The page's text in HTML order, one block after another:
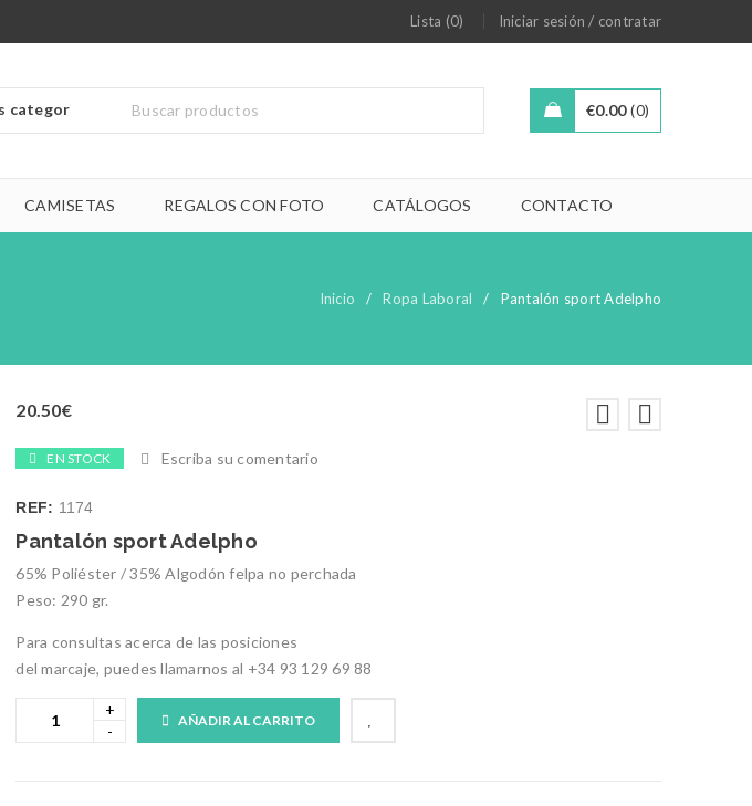
Lista (0) Iniciar sesión / contratar
0.00
€ 0
CAMISETAS REGALOS CON FOTO CATÁLOGOS CONTACTO
Inicio / Ropa Laboral / Pantalón sport Adelpho
20.50€
EN STOCK Escriba su comentario
REF: 1174
Pantalón sport Adelpho
65% Poliéster / 35% Algodón felpa no perchada
Peso: 290 gr.
Para consultas acerca de las posiciones
del marcaje, puedes llamarnos al +34 93 129 69 88
AÑADIR AL CARRITO